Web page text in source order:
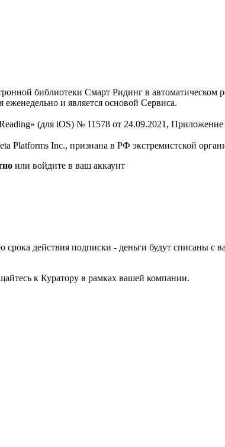
библиотеки Смарт Ридинг в
и является основой Сервиса.
(для iOS) № 11578 от 24.09.2021,
Platforms Inc., признана в РФ экстремистской
или войдите в ваш аккаунт
действия подписки - деньги будут списаны с
к Куратору в рамках вашей компании.